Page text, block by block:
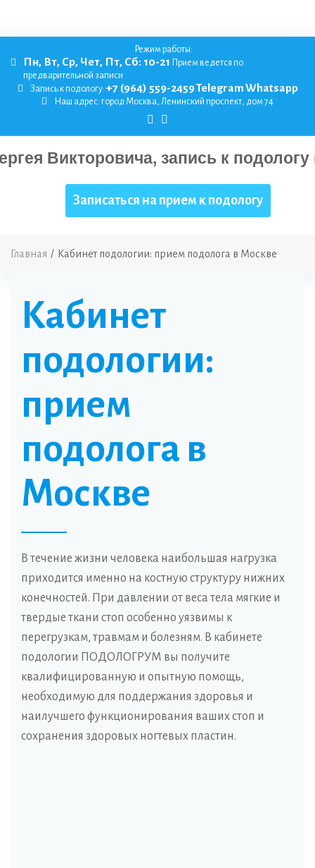
Режим работы:
Пн, Вт, Ср, Чет, Пт, Сб: 10-21 Прием ведется по
предварительной записи
Запись к подологу: +7 (964) 559-2459TelegramWhatsapp
Наш адрес: город Москва, Ленинский проспект, дом 74
Записаться на прием к подологу
Главная / Кабинет подологии: прием подолога в Москве
Кабинет
подологии:
прием
подолога в
Москве
В течение жизни человека наибольшая нагрузка
приходится именно на костную структуру нижних
конечностей. При давлении от веса тела мягкие и
твердые ткани стоп особенно уязвимы к
перегрузкам, травмам и болезням. В кабинете
подологии ПОДОЛОГРУМ вы получите
квалифицированную и опытную помощь,
необходимую для поддержания здоровья и
наилучшего функционирования ваших стоп и
сохранения здоровых ногтевых пластин.